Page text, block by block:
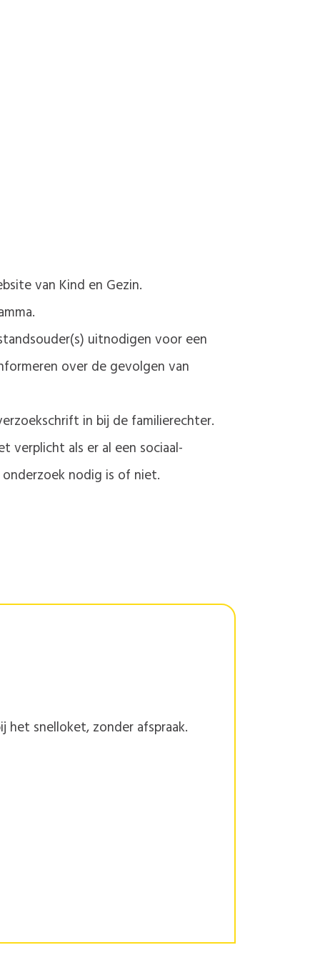
van Kind en Gezin.
uitnodigen voor een
over de gevolgen van
in bij de familierechter.
verplicht als er al een sociaal-
nodig is of niet.
het snelloket, zonder afspraak.